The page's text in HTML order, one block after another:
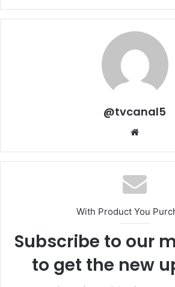
@tvcanal5
With Product You
Subscribe to our
to get the new